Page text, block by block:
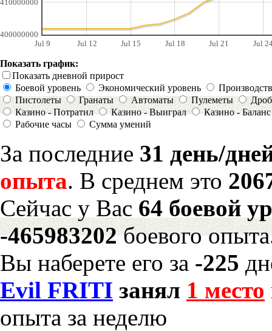
Jul 9 Jul 12 Jul 15 Jul 18 Jul 21 Jul
400000000
410000000
Показать график:
Показать дневной прирост
Боевой уровень
Экономический уровень
Пистолеты
Гранаты Автоматы Пулеметы
Казино - Потратил
Казино - Выиграл
Казино - Баланс
Рабочие часы
Сумма умений
За последние 31 день/
опыта. В среднем это
Сейчас у Вас 64 боевой
-465983202боевого
Вы наберете его за -225
Evil FRITI занял 1 место
опыта за неделю